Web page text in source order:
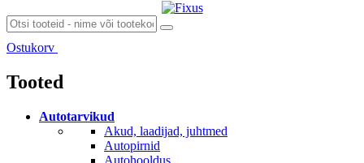
Ostukorv
Tooted
Autotarvikud
Akud, laadijad, juhtmed
Autopirnid
Autohooldus